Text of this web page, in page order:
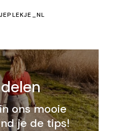
ons mooie
je de tips!